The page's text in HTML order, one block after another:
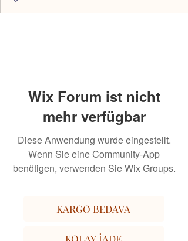
Wix Forum ist nicht
mehr verfügbar
Diese Anwendung wurde eingestellt.
Wenn Sie eine Community-App
benötigen, verwenden Sie Wix Groups.
KARGO BEDAVA